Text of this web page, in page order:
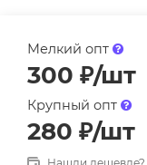
Мелкий опт
300 ₽/шт
Крупный опт
280 ₽/шт